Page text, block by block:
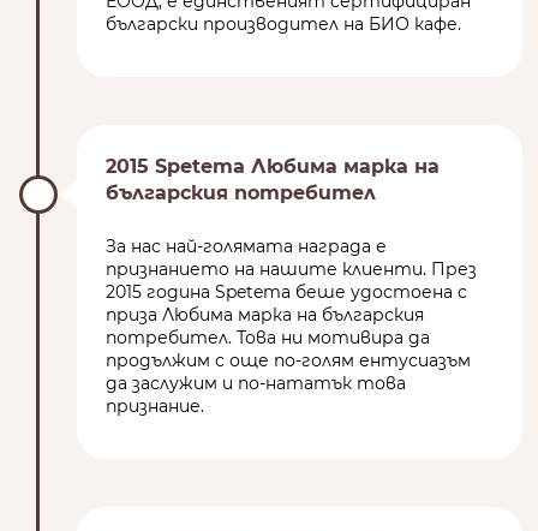
български производител на БИО кафе.
2015 Spetema Любима марка на
българския потребител
За нас най-голямата награда е
признанието на нашите клиенти. През
2015 година Spetema беше удостоена с
приза Любима марка на българския
потребител. Това ни мотивира да
продължим с още по-голям ентусиазъм
да заслужим и по-нататък това
признание.